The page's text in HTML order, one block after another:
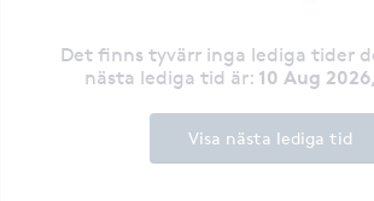
Det finns tyvärr inga lediga tider
nästa lediga tid är: 10 Aug
Visa nästa lediga tid